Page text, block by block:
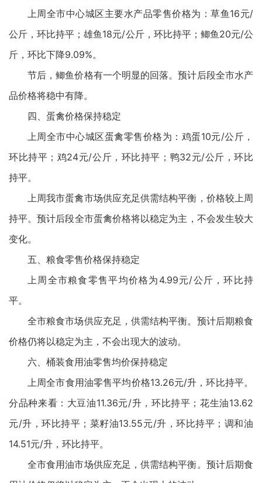
上周全市中心城区主要水产品零售价格为：草鱼16元/
公斤，环比持平；雄鱼18元/公斤，环比持平；鲫鱼20元/公
斤，环比下降9.09%。
节后，鲫鱼价格有一个明显的回落。预计后段全市水产
品价格将稳中有降。
四、蛋禽价格保持稳定
上周全市中心城区蛋禽零售价格为：鸡蛋10元/公斤，
环比持平；鸡24元/公斤，环比持平；鸭32元/公斤，环比
持平。
上周我市蛋禽市场供应充足供需结构平衡，价格较上周
持平。预计后段全市蛋禽价格将以稳定为主，不会发生较大
变化。
五、粮食零售价格保持稳定
上周全市粮食零售平均价格为4.99元/公斤，环比持
平。
全市粮食市场供应充足，供需结构平衡。预计后期粮食
价格仍将以稳定为主，不会出现大的波动。
六、桶装食用油零售均价保持稳定
上周全市食用油零售平均价格13.26元/升，环比持平。
分品种来看：大豆油11.36元/升，环比持平；花生油13.62
元/升，环比持平；菜籽油13.55元/升，环比持平；调和油
14.51元/升，环比持平。
全市食用油市场供应充足，供需结构平衡。预计后期食